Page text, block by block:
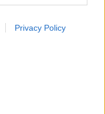
Privacy Policy